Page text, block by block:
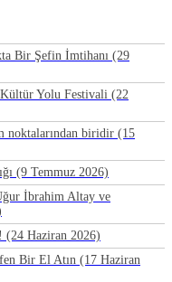
Bir Şefin İmtihanı (29
Yolu Festivali (22
noktalarından biridir (15
(9 Temmuz 2026)
İbrahim Altay ve
(24 Haziran 2026)
Bir El Atın (17 Haziran